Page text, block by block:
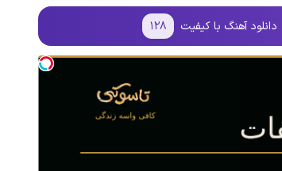
دانلود آهنگ با کیفیت ۱۲۸